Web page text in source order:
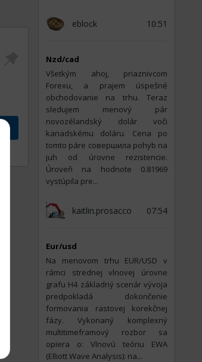
eblock 10:51
Nzd/cad
Všetkým ahoj, priaznivcom
Forexu, a prajem úspešné
obchodovanie na trhu. Teraz
sledujem menový pár
novozélandský dolár voči
kanadskému doláru. Cena po
tomto páre совершила pohyb na
juh od úrovne rezistencie.
Úroveň na hodnote 0.81969
vystúpila pre...
kaitlin.prosacco 07:54
Eur/usd
Na menovom trhu EUR/USD v
rámci strednej vlnovej úrovne
grafu H4 základný scenár vývoja
predpokladá dokončenie
formovania rastovej korekčnej
fázy. Vykonaný komplexný
multitimeframový rozbor sa
opiera o: Vlnovú teóriu EWA
(Elliott Wave Analysis): na...